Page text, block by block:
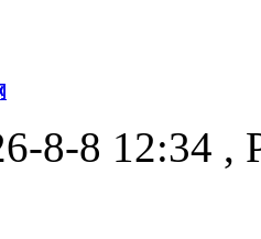
8-8 12:34 ,